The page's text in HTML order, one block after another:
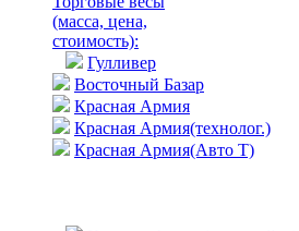
(масса, цена,
стоимость):
Гулливер
Восточный Базар
Красная Армия
Красная Армия(технолог.)
Красная Армия(Авто Т)